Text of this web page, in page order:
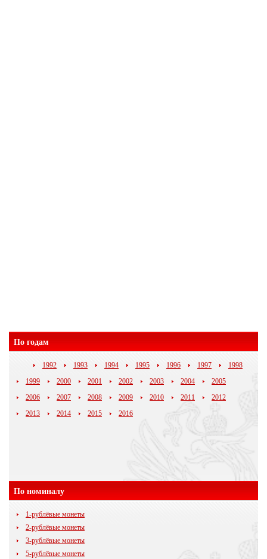
По годам
1992 1993 1994 1995 1996 1997
1998
1999
2000 2001 2002 2003 2004
2005
2006
2007 2008 2009 2010 2011
2012
2013
2014 2015 2016
По номиналу
1-рублёвые монеты
2-рублёвые монеты
3-рублёвые монеты
5-рублёвые монеты